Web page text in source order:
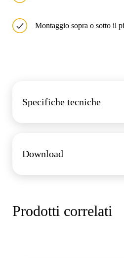
Montaggio sopra o sotto il
Specifiche tecniche
Download
Prodotti correlati